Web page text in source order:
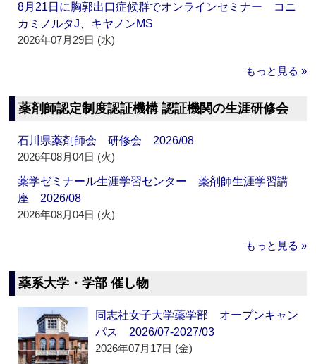
8月21日に胸郭出口症候群でオンラインセミナー コニ
カミノルタJ、キヤノンMS
2026年07月29日 (水)
もっと見る »
薬剤師認定制度認証機構 認証機関の生涯研修会
石川県薬剤師会 研修会 2026/08
2026年08月04日 (火)
薬学ゼミナール生涯学習センター 薬剤師生涯学習講
座 2026/08
2026年08月04日 (火)
もっと見る »
薬系大学・学部 催し物
同志社女子大学薬学部 オープンキャン
パス 2026/07-2027/03
2026年07月17日 (金)